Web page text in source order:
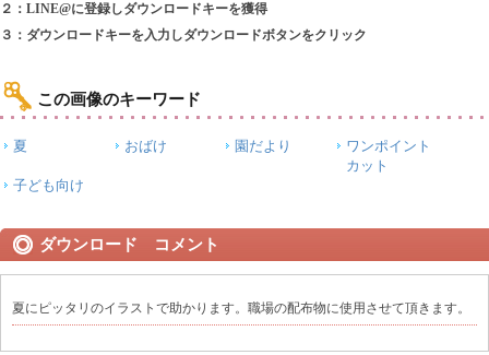
２：LINE@に登録しダウンロードキーを獲得
３：ダウンロードキーを入力しダウンロードボタンをクリック
この画像のキーワード
夏 おばけ 園だより
ワンポイント
カット
子ども向け
ダウンロード コメント
夏にピッタリのイラストで助かります。職場の配布物に使用させて頂きます。